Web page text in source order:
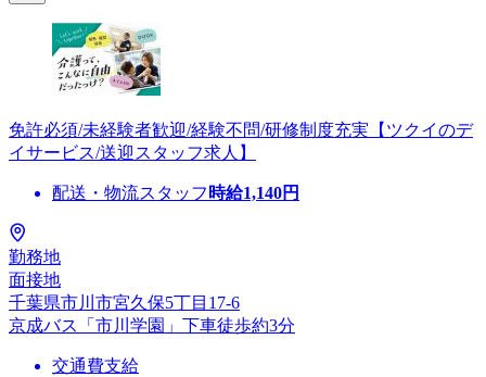
免許必須/未経験者歓迎/経験不問/研修制度充実【ツクイのデ
イサービス/送迎スタッフ求人】
配送・物流スタッフ 時給1,140円
勤務地
面接地
千葉県市川市宮久保5丁目17-6
京成バス「市川学園」下車徒歩約3分
交通費支給